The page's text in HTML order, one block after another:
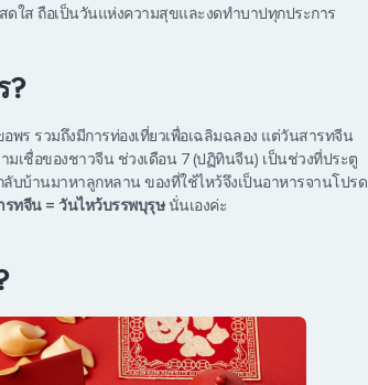
ใส ถือเป็นวันแห่งความสุขและงดทำบาปทุกประการ
?
ร รวมถึงมีการท่องเที่ยวเพื่อเฉลิมฉลอง แต่วันสารทจีน
เชื่อของชาวจีน ช่วงเดือน 7 (ปฏิทินจีน) เป็นช่วงที่ประตู
บ้านมาหาลูกหลาน ของที่ใช้ไหว้จึงเป็นอาหารจานโปรด
ทจีน = วันไหว้บรรพบุรุษนั่นเองค่ะ